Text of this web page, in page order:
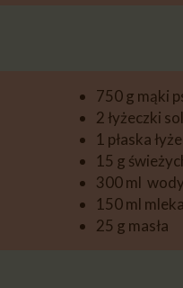
750 g mąki
2 łyżeczki
1 płaska
15 g
300 ml wody
150 ml mleka
25 g masła